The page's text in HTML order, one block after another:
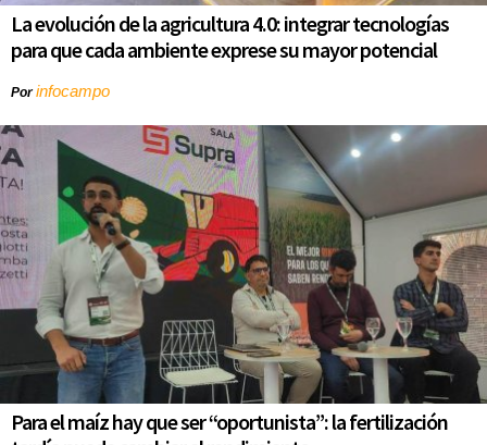
La evolución de la agricultura 4.0: integrar tecnologías
para que cada ambiente exprese su mayor potencial
Porinfocampo
Para el maíz hay que ser “oportunista”: la fertilización